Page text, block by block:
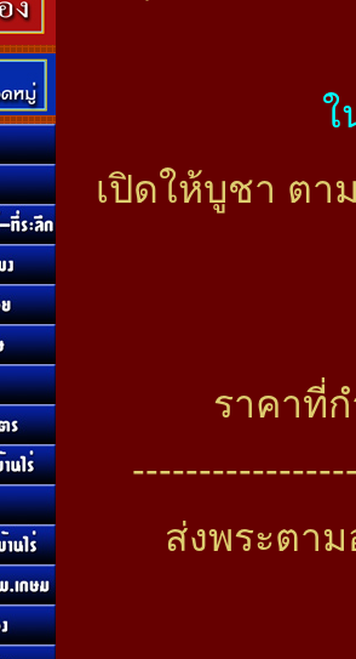
ใ
เปิดให้บูชา ตา
ราคาที่
ส่งพระตา